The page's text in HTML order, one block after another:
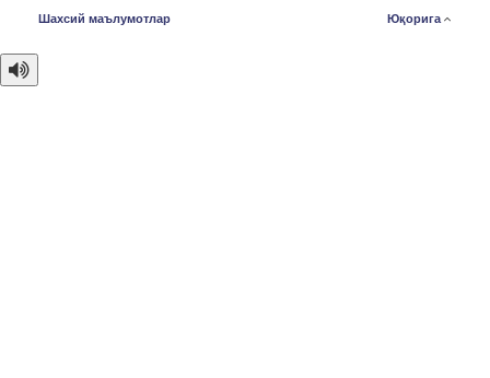
Шахсий маълумотлар
Юқорига